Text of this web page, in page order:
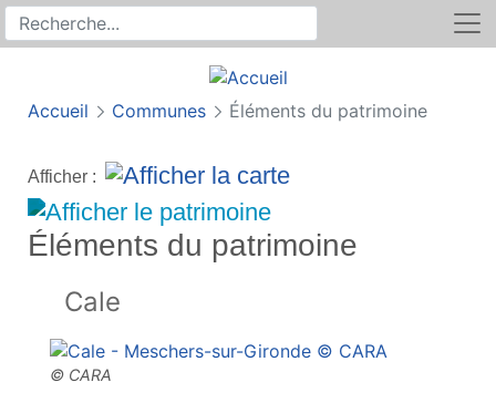
Recherche sur le site
Rechercher
Accueil Communes Éléments du patrimoine
Afficher :
Éléments du patrimoine
Cale